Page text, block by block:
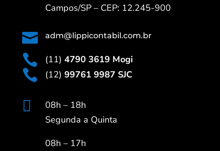
Campos/SP – CEP: 12.245-900
 adm@lippicontabil.com.br
 (11) 4790 3619 Mogi
 (12) 99761 9987 SJC

08h – 18h
Segunda a Quinta
08h – 17h